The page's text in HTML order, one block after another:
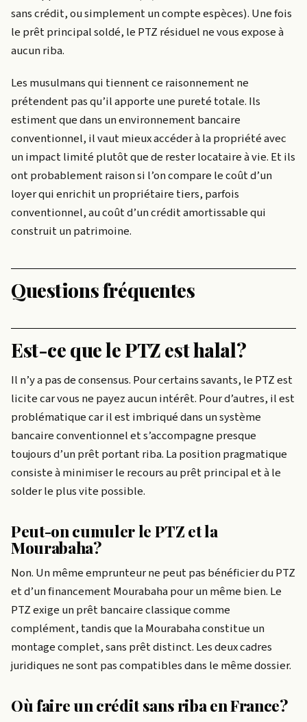
sans crédit, ou simplement un compte espèces). Une fois
le prêt principal soldé, le PTZ résiduel ne vous expose à
aucun riba.
Les musulmans qui tiennent ce raisonnement ne
prétendent pas qu’il apporte une pureté totale. Ils
estiment que dans un environnement bancaire
conventionnel, il vaut mieux accéder à la propriété avec
un impact limité plutôt que de rester locataire à vie. Et ils
ont probablement raison si l’on compare le coût d’un
loyer qui enrichit un propriétaire tiers, parfois
conventionnel, au coût d’un crédit amortissable qui
construit un patrimoine.
Questions fréquentes
Est-ce que le PTZ est halal?
Il n’y a pas de consensus. Pour certains savants, le PTZ est
licite car vous ne payez aucun intérêt. Pour d’autres, il est
problématique car il est imbriqué dans un système
bancaire conventionnel et s’accompagne presque
toujours d’un prêt portant riba. La position pragmatique
consiste à minimiser le recours au prêt principal et à le
solder le plus vite possible.
Peut-on cumuler le PTZ et la
Mourabaha?
Non. Un même emprunteur ne peut pas bénéficier du PTZ
et d’un financement Mourabaha pour un même bien. Le
PTZ exige un prêt bancaire classique comme
complément, tandis que la Mourabaha constitue un
montage complet, sans prêt distinct. Les deux cadres
juridiques ne sont pas compatibles dans le même dossier.
Où faire un crédit sans riba en France?